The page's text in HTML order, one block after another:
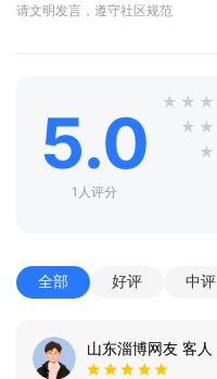
请文明发言，遵守社区规范
5.0
1人评分
★ ★ ★
★ ★
★
全部 好评 中评
山东淄博网友 客人